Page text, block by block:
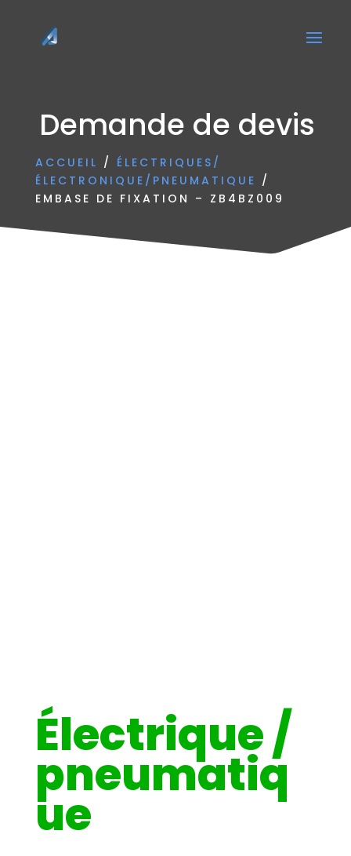
Demande de devis
ACCUEIL / ÉLECTRIQUES/
ÉLECTRONIQUE/PNEUMATIQUE /
EMBASE DE FIXATION – ZB4BZ009
Électrique /
pneumatiq
ue